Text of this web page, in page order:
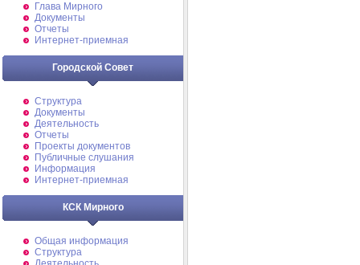
Глава Мирного
Документы
Отчеты
Интернет-приемная
Городской Совет
Структура
Документы
Деятельность
Отчеты
Проекты документов
Публичные слушания
Информация
Интернет-приемная
КСК Мирного
Общая информация
Структура